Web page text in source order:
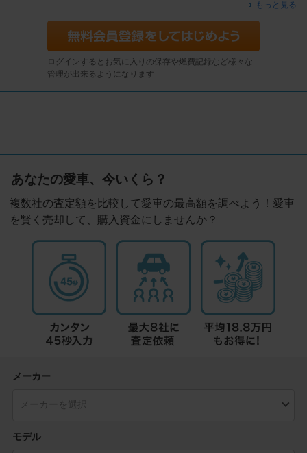
もっと見る
ログインするとお気に入りの保存や燃費記録など様々な
管理が出来るようになります
あなたの愛車、今いくら？
複数社の査定額を比較して愛車の最高額を調べよう！愛車
を賢く売却して、購入資金にしませんか？
メーカー
モデル